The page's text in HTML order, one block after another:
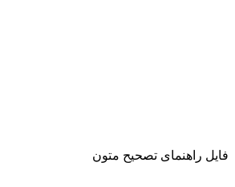
فایل راهنمای تصحیح متون